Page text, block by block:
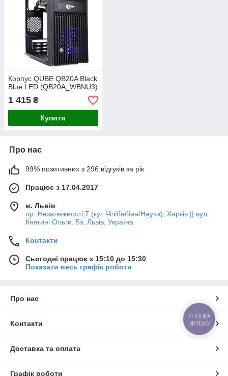
Корпус QUBE QB20A Black
Blue LED (QB20A_WBNU3)
1 415 ₴
Купити
Про нас
99% позитивних з 296 відгуків за рік
Працює з 17.04.2017
м. Львів
пр. Незалежності,7 (кут Чічібабіна/Науки), Харків || вул.
Княгині Ольги, 5з, Львів, Україна
Контакти
Сьогодні працює з 15:10 до 15:30
Показати весь графік роботи
Про нас
Контакти
Доставка та оплата
Графік роботи
КНОПКА
ЗВ'ЯЗКУ